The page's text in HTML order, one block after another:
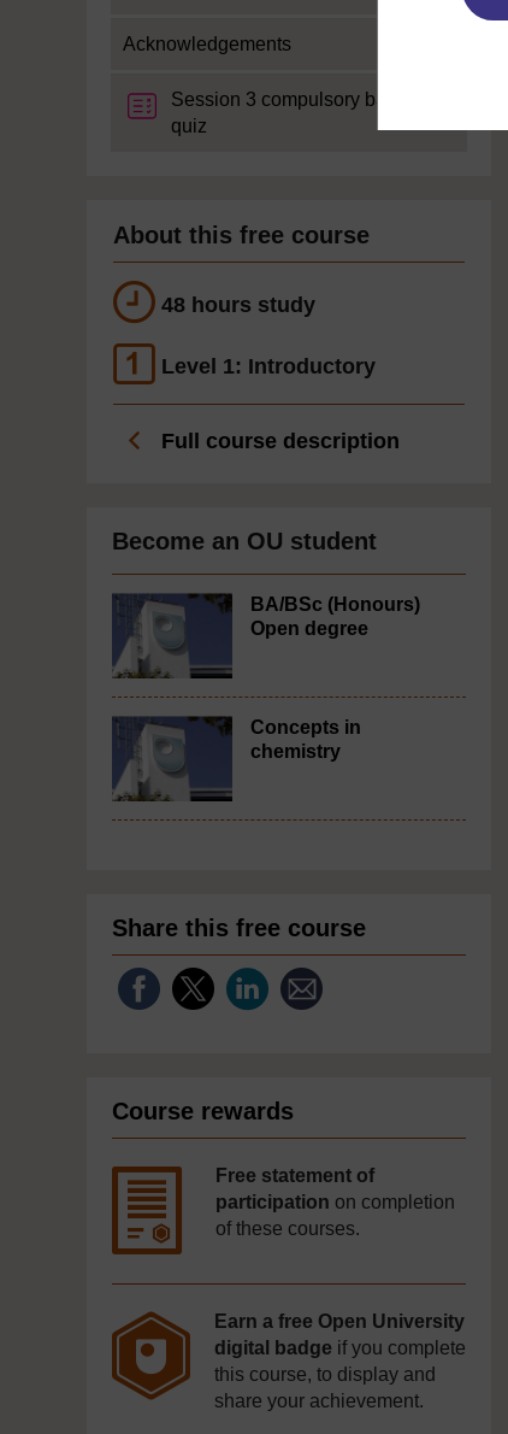
Acknowledgements
Session 3 compulsory badge
quiz
About this free course
48 hours study
Level 1: Introductory
Full course description
Become an OU student
BA/BSc (Honours)
Open degree
Concepts in
chemistry
Share this free course
Course rewards
Free statement of
participation on completion
of these courses.
Earn a free Open University
digital badge if you complete
this course, to display and
share your achievement.